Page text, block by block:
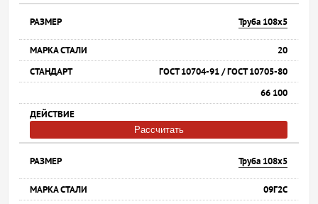
Труба 108х5
20
ГОСТ 10704-91 / ГОСТ 10705-80
66 100
Рассчитать
Труба 108х5
09Г2С